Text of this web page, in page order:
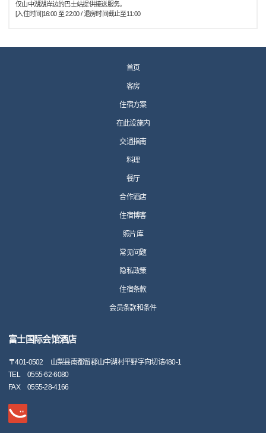
仅山中湖湖岸边的巴士站提供接送服务。
[入住时间]16:00 至 22:00 / 退房时间截止至11:00
首页
客房
住宿方案
在此设施内
交通指南
料理
餐厅
合作酒店
住宿博客
照片库
常见问题
隐私政策
住宿条款
会员条款和条件
富士国际会馆酒店
〒401-0502
山梨县南都留郡山中湖村平野字向切诘480-1
TEL
0555-62-6080
FAX
0555-28-4166